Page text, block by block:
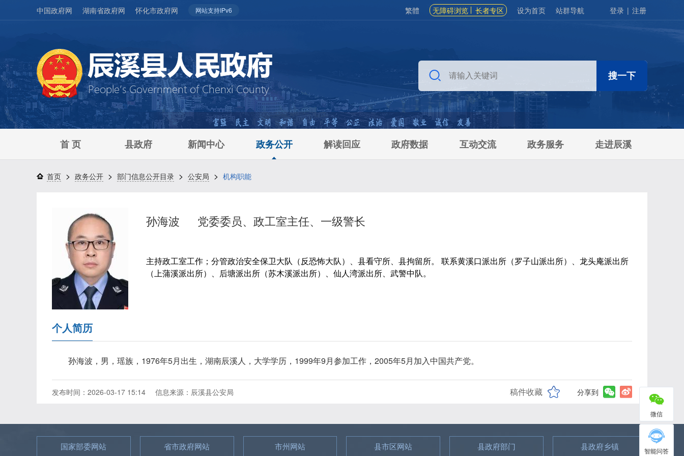
中国政府网 湖南省政府网 怀化市政府网 网站支持IPv6 繁體 无障碍浏览 长者专区 设为首页 站群导航 登录 | 注册
首 页 县政府 新闻中心 政务公开 解读回应 政府数据 互动交流 政务服务 走进辰溪
首页 > 政务公开 > 部门信息公开目录 > 公安局 > 机构职能
孙海波 党委委员、政工室主任、一级警长
主持政工室工作；分管政治安全保卫大队（反恐怖大队）、县看守所、县拘留所。 联系黄溪口派出所（罗子山派出所）、龙头庵派出所
（上蒲溪派出所）、后塘派出所（苏木溪派出所）、仙人湾派出所、武警中队。
个人简历
孙海波，男，瑶族，1976年5月出生，湖南辰溪人，大学学历，1999年9月参加工作，2005年5月加入中国共产党。
发布时间：2026-03-17 15:14 信息来源：辰溪县公安局 稿件收藏 分享到
微信
智能问答
国家部委网站 省市政府网站 市州网站 县市区网站 县政府部门 县政府乡镇